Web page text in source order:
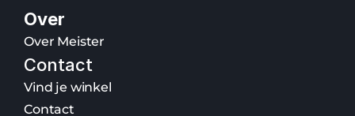
Over
Over Meister
Contact
Vind je winkel
Contact